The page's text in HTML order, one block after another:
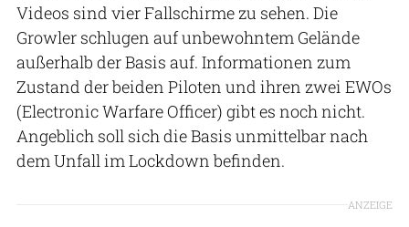
Videos sind vier Fallschirme zu sehen. Die
Growler schlugen auf unbewohntem Gelände
außerhalb der Basis auf. Informationen zum
Zustand der beiden Piloten und ihren zwei EWOs
(Electronic Warfare Officer) gibt es noch nicht.
Angeblich soll sich die Basis unmittelbar nach
dem Unfall im Lockdown befinden.
ANZEIGE